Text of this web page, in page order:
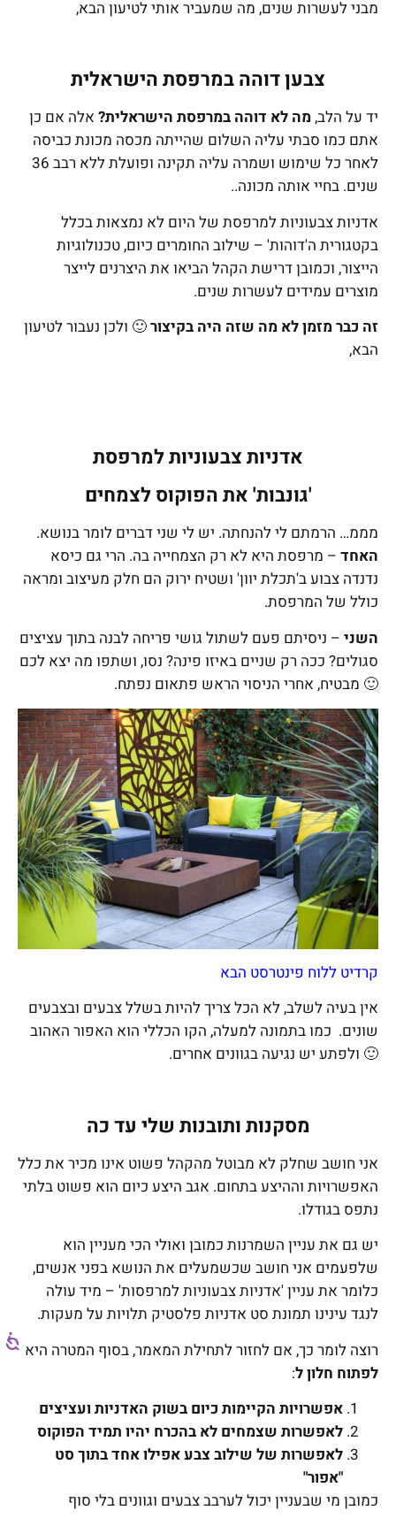
מבני לעשרות שנים, מה שמעביר אותי לטיעון הבא,
צבען דוהה במרפסת הישראלית
יד על הלב,מה לא דוהה במרפסת הישראלית? אלה אם כן
אתם כמו סבתי עליה השלום שהייתה מכסה מכונת כביסה
לאחר כל שימוש ושמרה עליה תקינה ופועלת ללא רבב 36
שנים. בחיי אותה מכונה..
אדניות צבעוניות למרפסת של היום לא נמצאות בכלל
בקטגורית ה'דוהות' – שילוב החומרים כיום, טכנולוגיות
הייצור, וכמובן דרישת הקהל הביאו את היצרנים לייצר
מוצרים עמידים לעשרות שנים.
זה כבר מזמן לא מה שזה היה בקיצור🙂 ולכן נעבור לטיעון
הבא,
אדניות צבעוניות למרפסת
'גונבות' את הפוקוס לצמחים
מממ… הרמתם לי להנחתה. יש לי שני דברים לומר בנושא.
האחד – מרפסת היא לא רק הצמחייה בה. הרי גם כיסא
נדנדה צבוע ב'תכלת יוון' ושטיח ירוק הם חלק מעיצוב ומראה
כולל של המרפסת.
השני – ניסיתם פעם לשתול גושי פריחה לבנה בתוך עציצים
סגולים? ככה רק שניים באיזו פינה? נסו, ושתפו מה יצא לכם
🙂 מבטיח, אחרי הניסוי הראש פתאום נפתח.
קרדיט ללוח פינטרסט הבא
אין בעיה לשלב, לא הכל צריך להיות בשלל צבעים ובצבעים
שונים. כמו בתמונה למעלה, הקו הכללי הוא האפור האהוב
🙂 ולפתע יש נגיעה בגוונים אחרים.
מסקנות ותובנות שלי עד כה
אני חושב שחלק לא מבוטל מהקהל פשוט אינו מכיר את כלל
האפשרויות וההיצע בתחום. אגב היצע כיום הוא פשוט בלתי
נתפס בגודלו.
יש גם את עניין השמרנות כמובן ואולי הכי מעניין הוא
שלפעמים אני חושב שכשמעלים את הנושא בפני אנשים,
כלומר את עניין 'אדניות צבעוניות למרפסות' – מיד עולה
לנגד עינינו תמונת סט אדניות פלסטיק תלויות על מעקות.
רוצה לומר כך, אם לחזור לתחילת המאמר, בסוף המטרה היא
לפתוח חלון ל:
אפשרויות הקיימות כיום בשוק האדניות ועציצים
לאפשרות שצמחים לא בהכרח יהיו תמיד הפוקוס
לאפשרות של שילוב צבע אפילו אחד בתוך סט
"אפור"
כמובן מי שבעניין יכול לערבב צבעים וגוונים בלי סוף